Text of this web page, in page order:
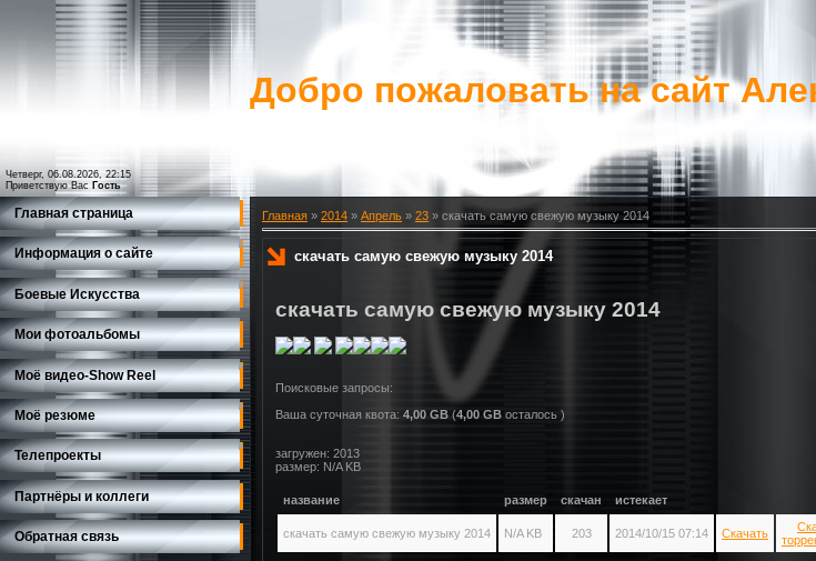
Четверг, 06.08.2026, 22:15
Приветствую Вас Гость
Добро пожаловать на сайт
Главная страница
Информация о сайте
Боевые Искусства
Мои фотоальбомы
Моё видео-Show Reеl
Моё резюме
Телепроекты
Партнёры и коллеги
Обратная связь
Главная » 2014 » Апрель » 23 » скачать самую свежую музыку 2014
скачать самую свежую музыку 2014
скачать самую свежую музыку 2014
Ваша суточная квота: 4,00 GB (4,00 GB осталось )
загружен: 2013
размер: N/A KB
название размер скачан истекает
скачать самую свежую музыку 2014 N/A KB 203 2014/10/15 07:14 Скачать